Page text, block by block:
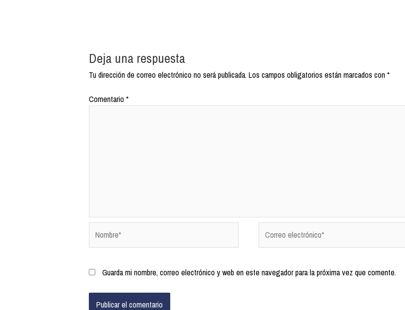
Deja una respuesta
Tu dirección de correo electrónico no será publicada.Los campos obligatorios están marcados con*
Comentario *
Guarda mi nombre, correo electrónico y web en este navegador para la próxima vez que comente.